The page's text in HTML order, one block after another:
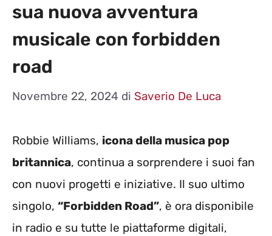
sua nuova avventura
musicale con forbidden
road
Novembre 22, 2024 di Saverio De Luca
Robbie Williams, icona della musica pop
britannica, continua a sorprendere i suoi fan
con nuovi progetti e iniziative. Il suo ultimo
singolo, “Forbidden Road”, è ora disponibile
in radio e su tutte le piattaforme digitali,